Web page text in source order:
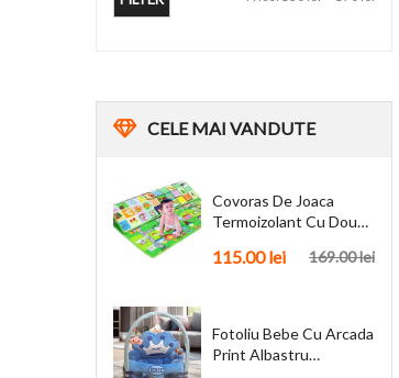
CELEMAI VANDUTE
Covoras De Joaca
Termoizolant Cu Doua
169.00lei
115.00lei
Fotoliu Bebe Cu Arcada
Print Albastru